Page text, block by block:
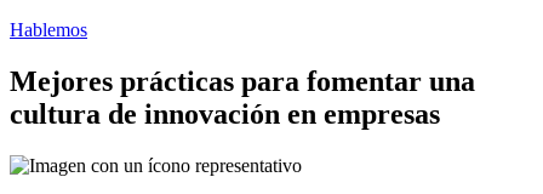
Hablemos
Mejores prácticas para fomentar una
cultura de innovación en empresas